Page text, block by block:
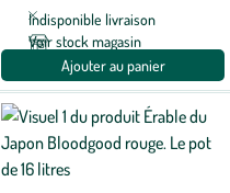
Indisponible livraison
Voir stock magasin
Ajouter au panier